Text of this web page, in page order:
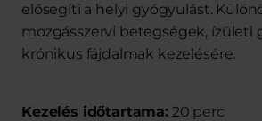
elősegíti a helyi gyógyulást.
mozgásszervi betegségek, ízületi
krónikus fájdalmak kezelésére.
Kezelés időtartama: 20 perc